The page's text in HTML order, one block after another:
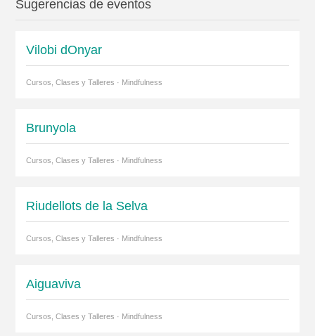
Sugerencias de eventos
Vilobi dOnyar
Cursos, Clases y Talleres · Mindfulness
Brunyola
Cursos, Clases y Talleres · Mindfulness
Riudellots de la Selva
Cursos, Clases y Talleres · Mindfulness
Aiguaviva
Cursos, Clases y Talleres · Mindfulness